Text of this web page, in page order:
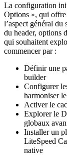
La configuration
Options », qui offre
l’aspect général
du header, options
qui souhaitent
commencer par :
Définir une
builder
Configurer
harmoniser
Activer le
Explorer le
globaux
Installer un
LiteSpeed
native